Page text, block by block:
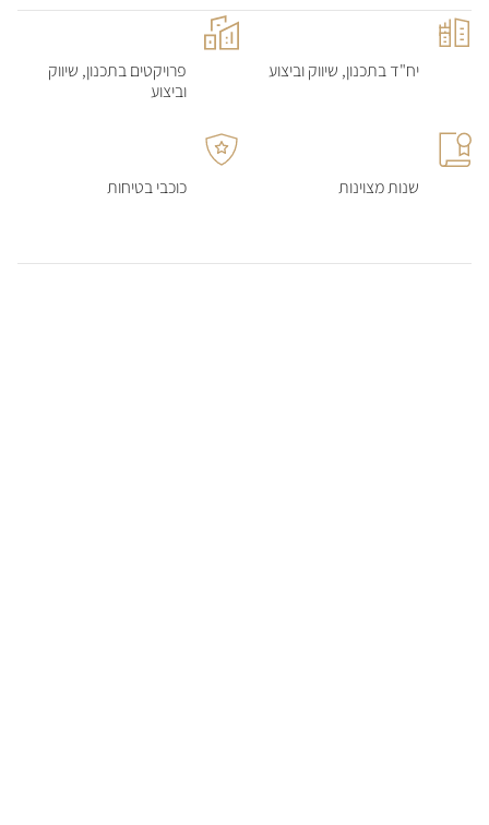
יח"ד בתכנון, שיווק וביצוע
פרויקטים בתכנון, שיווק
וביצוע
שנות מצוינות כוכבי בטיחות